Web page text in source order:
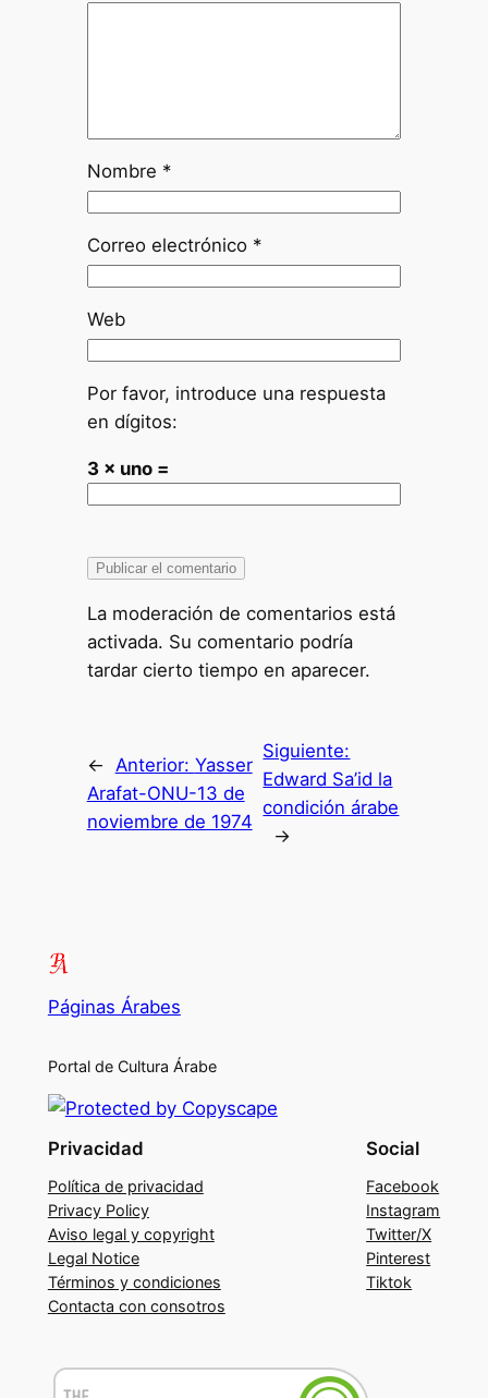
Nombre *
Correo electrónico *
Web
Por favor, introduce una respuesta
en dígitos:
3 × uno =
La moderación de comentarios está
activada. Su comentario podría
tardar cierto tiempo en aparecer.
← Anterior: Yasser
Arafat-ONU-13 de
noviembre de 1974
Siguiente:
Edward Sa’id la
condición árabe
→
Páginas Árabes
Portal de Cultura Árabe
Privacidad
Política de privacidad
Privacy Policy
Aviso legal y copyright
Legal Notice
Términos y condiciones
Contacta con consotros
Social
Facebook
Instagram
Twitter/X
Pinterest
Tiktok